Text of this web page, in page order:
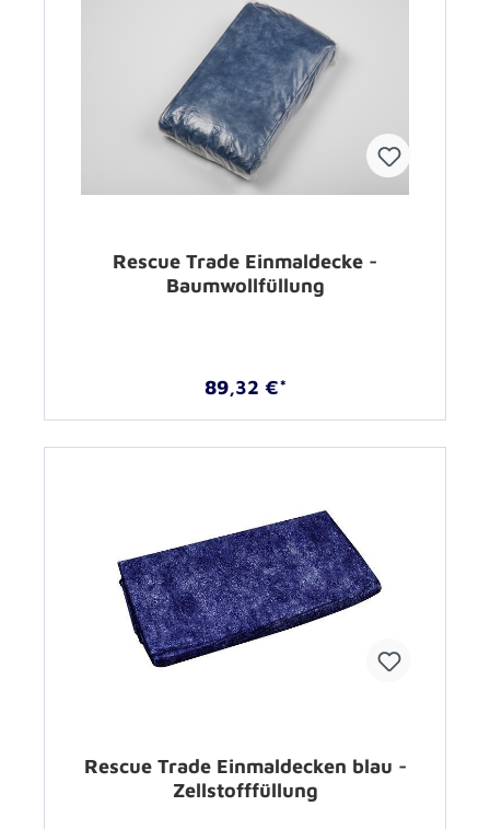
Rescue Trade Einmaldecke -
Baumwollfüllung
89,32 €*
Rescue Trade Einmaldecken blau -
Zellstofffüllung